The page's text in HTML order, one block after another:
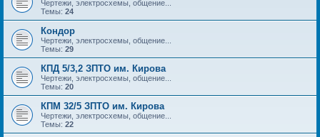
Чертежи, электросхемы, общение...
Темы: 24
Кондор
Чертежи, электросхемы, общение...
Темы: 29
КПД 5/3,2 ЗПТО им. Кирова
Чертежи, электросхемы, общение...
Темы: 20
КПМ 32/5 ЗПТО им. Кирова
Чертежи, электросхемы, общение...
Темы: 22